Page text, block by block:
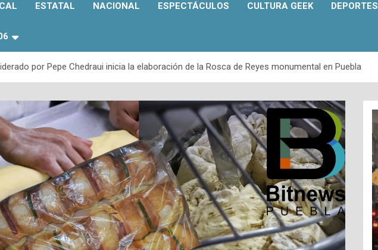
ESTATAL NACIONAL ESPECTÁCULOS CULTURA GEEK DEPORTES
por Pepe Chedraui inicia la elaboración de la Rosca de Reyes monumental en Puebla